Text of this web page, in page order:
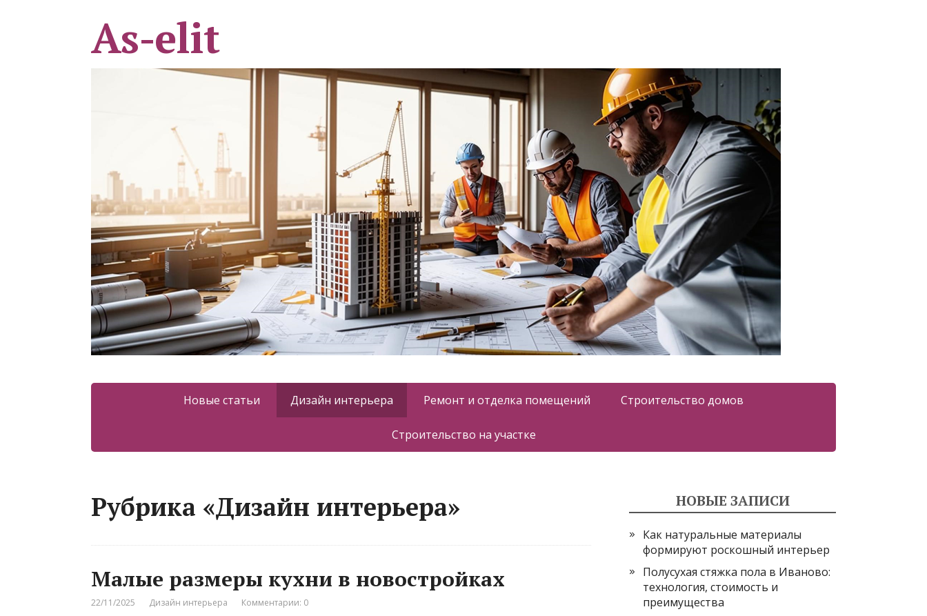
As-elit
Новые статьи Дизайн интерьера Ремонт и отделка помещений Строительство домов
Строительство на участке
Рубрика «Дизайн интерьера»
Малые размеры кухни в новостройках
22/11/2025 Дизайн интерьера Комментарии: 0
НОВЫЕ ЗАПИСИ
Как натуральные материалы
формируют роскошный интерьер
Полусухая стяжка пола в Иваново:
технология, стоимость и
преимущества